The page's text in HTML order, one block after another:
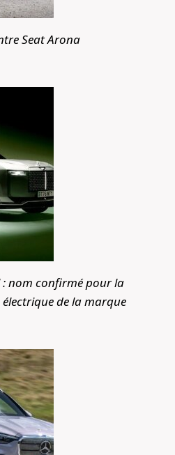
Seat Arona
: nom confirmé pour la
de la marque